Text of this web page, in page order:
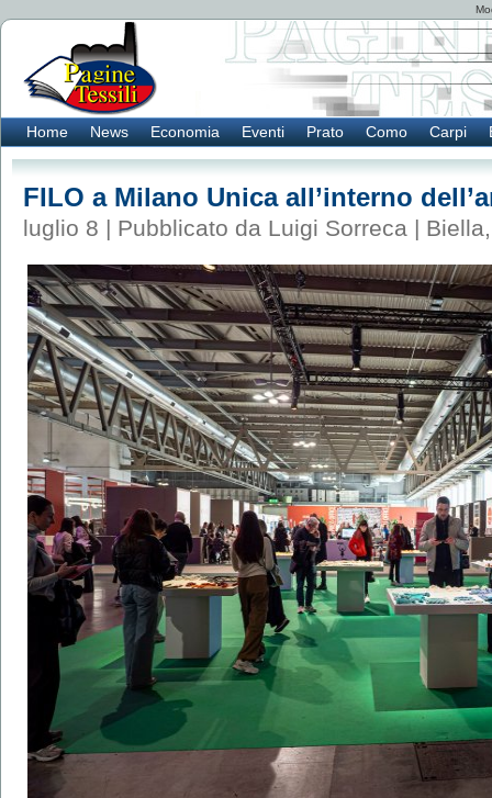
Home News Economia Eventi Prato Como Carpi
FILO a Milano Unica all’interno
luglio 8 | Pubblicato da Luigi Sorreca | Biella